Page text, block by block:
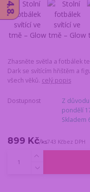
Zhasněte světla a fotbálek
Dark se svítícím hřištěm a
všech věků. celý popis
Dostupnost
Z
pondělí
Skladem
899 Kč/ks743 Kčbez DPH